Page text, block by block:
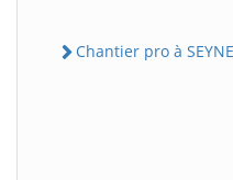
Chantier pro à SEYNE